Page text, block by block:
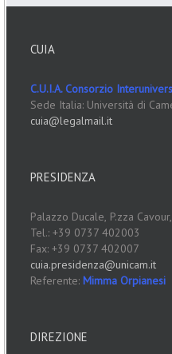
CUIA
C.U.I.A. Consorzio
Sede Italia: Università di
cuia@legalmail.it
PRESIDENZA
Palazzo Ducale, P.zza
Tel.: +39 0737 402003
Fax: +39 0737 402007
cuia.presidenza@unicam.it
Referente: Mimma Orpianesi
DIREZIONE